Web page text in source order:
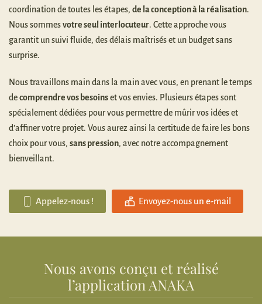
coordination de toutes les étapes, de la conception à la réalisation.
Nous sommesvotre seul interlocuteur. Cette approche vous
garantit un suivi fluide, des délais maîtrisés et un budget sans
surprise.
Nous travaillons main dans la main avec vous, en prenant le temps
decomprendre vos besoinset vos envies. Plusieurs étapes sont
spécialement dédiées pour vous permettre de mûrir vos idées et
d’affiner votre projet. Vous aurez ainsi la certitude de faire les bons
choix pour vous, sans pression, avec notre accompagnement
bienveillant.
Appelez-nous ! Envoyez-nous un e-mail
Nous avons conçu et réalisé
l’application ANAKA